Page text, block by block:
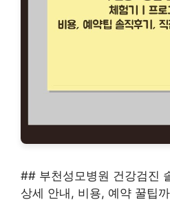
## 부천성모병원 건강검진
상세 안내, 비용, 예약 꿀팁